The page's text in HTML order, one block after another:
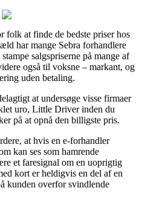
folk at finde de bedste priser hos
har mange Sebra forhandlere
salgspriserne på mange af
også til voksne – markant, og
uden betaling.
at undersøge visse firmaer
uro, Little Driver inden du
på at opnå den billigste pris.
at hvis en e-forhandler
kan ses som hamrende
et faresignal om en uoprigtig
kort er heldigvis en del af en
kunden overfor svindlende